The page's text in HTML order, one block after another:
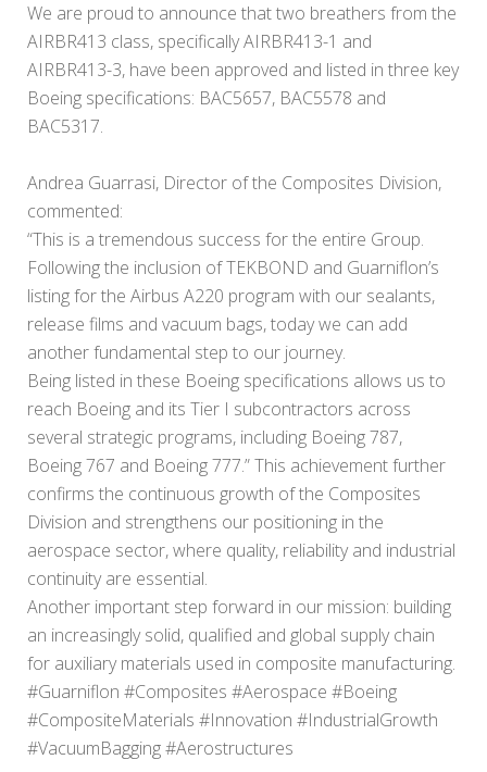
We are proud to announce that two breathers from the
AIRBR413 class, specifically AIRBR413-1 and
AIRBR413-3, have been approved and listed in three key
Boeing specifications: BAC5657, BAC5578 and
BAC5317.
Andrea Guarrasi, Director of the Composites Division,
commented:
“This is a tremendous success for the entire Group.
Following the inclusion of TEKBOND and Guarniflon’s
listing for the Airbus A220 program with our sealants,
release films and vacuum bags, today we can add
another fundamental step to our journey.
Being listed in these Boeing specifications allows us to
reach Boeing and its Tier I subcontractors across
several strategic programs, including Boeing 787,
Boeing 767 and Boeing 777.” This achievement further
confirms the continuous growth of the Composites
Division and strengthens our positioning in the
aerospace sector, where quality, reliability and industrial
continuity are essential.
Another important step forward in our mission: building
an increasingly solid, qualified and global supply chain
for auxiliary materials used in composite manufacturing.
#Guarniflon #Composites #Aerospace #Boeing
#CompositeMaterials #Innovation #IndustrialGrowth
#VacuumBagging #Aerostructures